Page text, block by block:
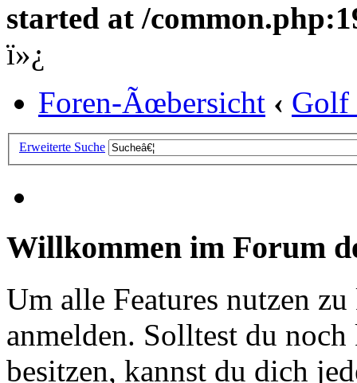
started at /
ï»¿
Foren-Ãœbersicht ‹ Golf
Erweiterte Suche
Willkommen im Forum
Um alle Features nutzen
anmelden. Solltest du
besitzen, kannst du dich